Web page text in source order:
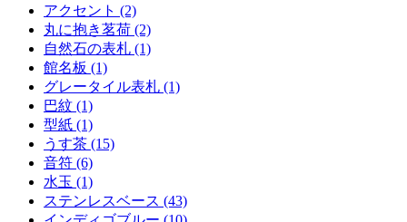
アクセント (2)
丸に抱き茗荷 (2)
自然石の表札 (1)
館名板 (1)
グレータイル表札 (1)
巴紋 (1)
型紙 (1)
うす茶 (15)
音符 (6)
水玉 (1)
ステンレスベース (43)